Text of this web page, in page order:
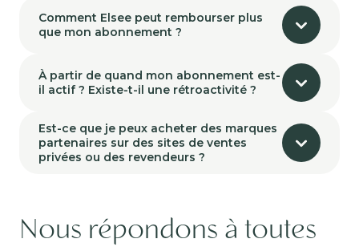
Comment Elsee peut rembourser plus
que mon abonnement ?
À partir de quand mon abonnement est-
il actif ? Existe-t-il une rétroactivité ?
Est-ce que je peux acheter des marques
partenaires sur des sites de ventes
privées ou des revendeurs ?
Nous répondons à toutes